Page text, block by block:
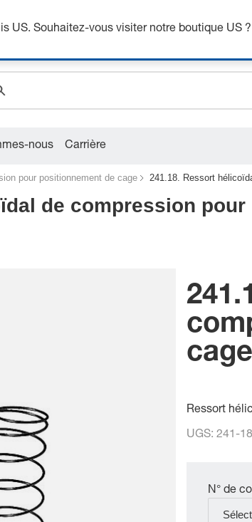
nous Carrière
pour positionnement de cage 241.18. Ressort
de compression
cage
Ressort
UGS:241-
N° de
US. Souhaitez-vous visiter notre boutique US ?